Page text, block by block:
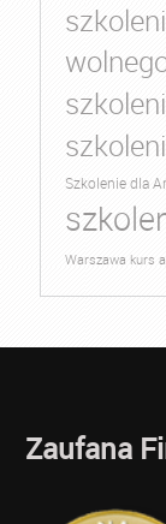
Szkolenie dla
Warszawa kurs
Zaufana